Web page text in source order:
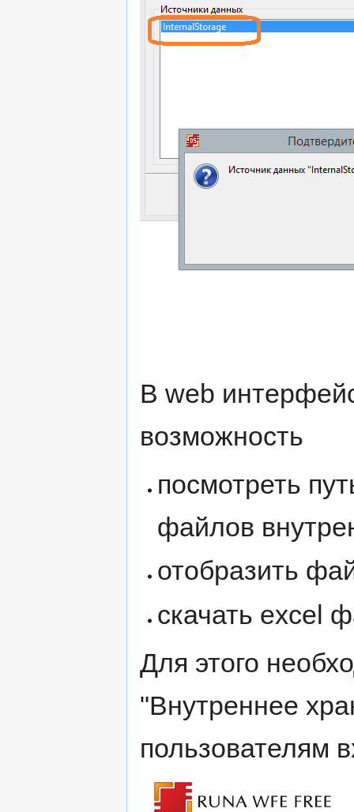
В web
возможность
посмотреть
файлов
отобразить
скачать excel
Для этого
"Внутреннее
пользователям